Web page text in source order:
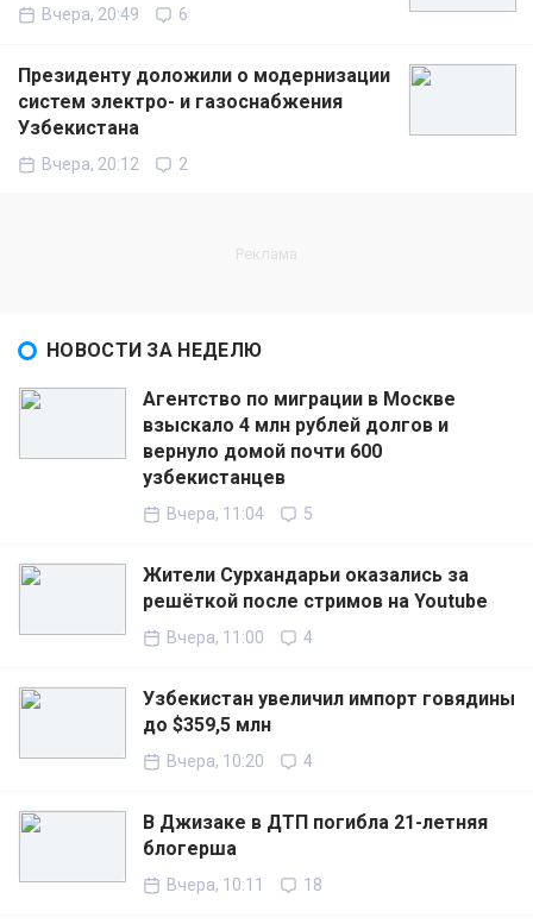
Вчера, 20:49 6
Президенту доложили о модернизации
систем электро- и газоснабжения
Узбекистана
Вчера, 20:12 2
НОВОСТИ ЗА НЕДЕЛЮ
Агентство по миграции в Москве
взыскало 4 млн рублей долгов и
вернуло домой почти 600
узбекистанцев
Вчера, 11:04 5
Жители Сурхандарьи оказались за
решёткой после стримов на Youtube
Вчера, 11:00 4
Узбекистан увеличил импорт говядины
до $359,5 млн
Вчера, 10:20 4
В Джизаке в ДТП погибла 21-летняя
блогерша
Вчера, 10:11 18